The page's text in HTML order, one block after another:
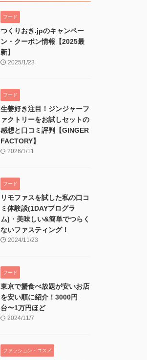
フード
つくりおき.jpのキャンペー
ン・クーポン情報【2025最
新】
2025/1/23
フード
生姜好き注目！ジンジャーフ
ァクトリーをお試しセットの
感想と口コミ評判【GINGER
FACTORY】
2026/1/11
フード
リモファスを試した私の口コ
ミ体験談(1DAYプログラ
ム)・美味しい&簡単でつらく
ないファスティング！
2024/11/23
フード
東京で蟹食べ放題が安いお店
を安い順に紹介！3000円
台〜1万円ほど
2024/11/7
ファッション・コスメ